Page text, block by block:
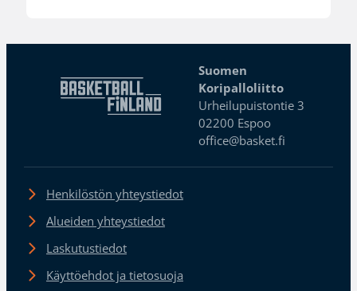
Suomen
Koripalloliitto
Urheilupuistontie 3
02200 Espoo
office@basket.fi
Henkilöstön yhteystiedot
Alueiden yhteystiedot
Laskutustiedot
Käyttöehdot ja tietosuoja